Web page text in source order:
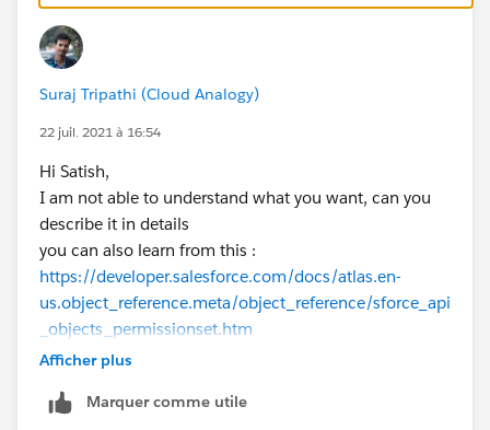
Suraj Tripathi (Cloud Analogy)
22 juil. 2021 à 16:54
Hi Satish,
I am not able to understand what you want, can you
describe it in details
you can also learn from this :
https://developer.salesforce.com/docs/atlas.en-
us.object_reference.meta/object_reference/sforce_api
_objects_permissionset.htm
https://developer.salesforce.com/forums/?
please comment if you have any queries.
Afficher plus
Marquer comme utile